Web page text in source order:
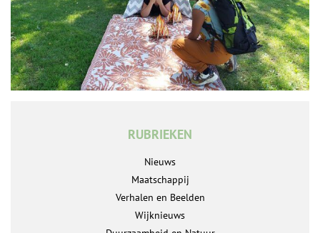
RUBRIEKEN
Nieuws
Maatschappij
Verhalen en Beelden
Wijknieuws